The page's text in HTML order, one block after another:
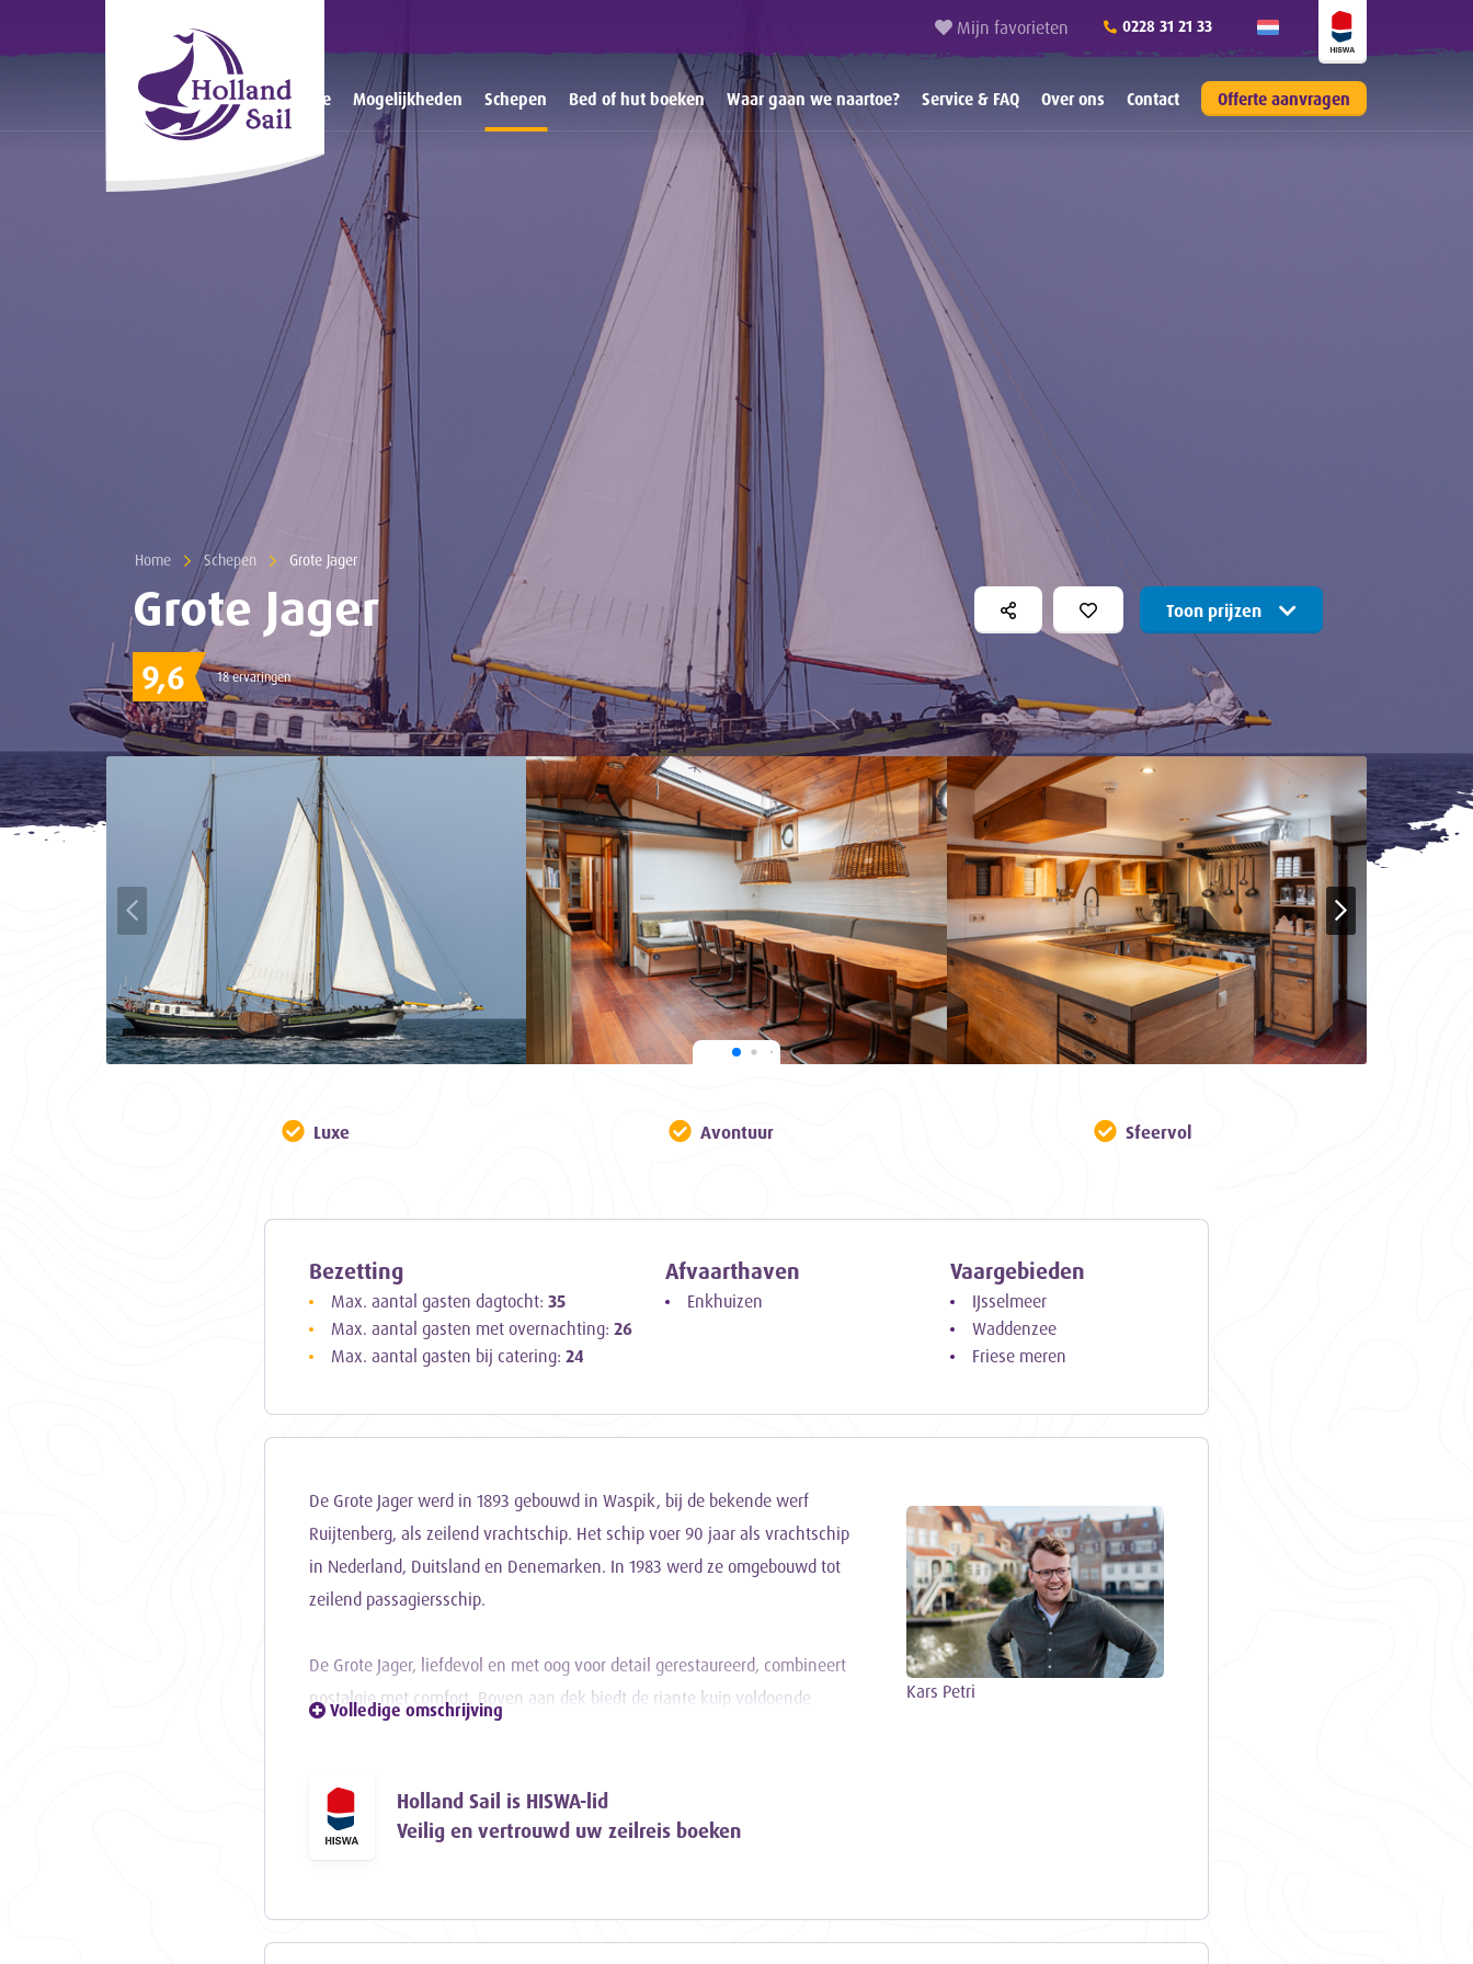
Mijn favorieten 0228 31 21 33
Home Mogelijkheden Schepen Bed of hut boeken Waar gaan we naartoe? Service & FAQ Over ons Contact Offerte aanvragen
Home Schepen Current:
Grote Jager
Grote Jager
9,6 18 ervaringen
Toon prijzen
Luxe Avontuur Sfeervol
Bezetting
Max. aantal gasten dagtocht: 35
Max. aantal gasten met overnachting: 26
Max. aantal gasten bij catering: 24
Afvaarthaven
Enkhuizen
Vaargebieden
IJsselmeer
Waddenzee
Friese meren
Kars Petri
De Grote Jager werd in 1893 gebouwd in Waspik, bij de bekende werf
Ruijtenberg, als zeilend vrachtschip. Het schip voer 90 jaar als vrachtschip
in Nederland, Duitsland en Denemarken. In 1983 werd ze omgebouwd tot
zeilend passagiersschip.
De Grote Jager, liefdevol en met oog voor detail gerestaureerd, combineert
nostalgie met comfort. Boven aan dek biedt de riante kuip voldoende
Jager van alle gemakken voorzien.
Volledige omschrijving
Holland Sail is HISWA-lid
Veilig en vertrouwd uw zeilreis boeken